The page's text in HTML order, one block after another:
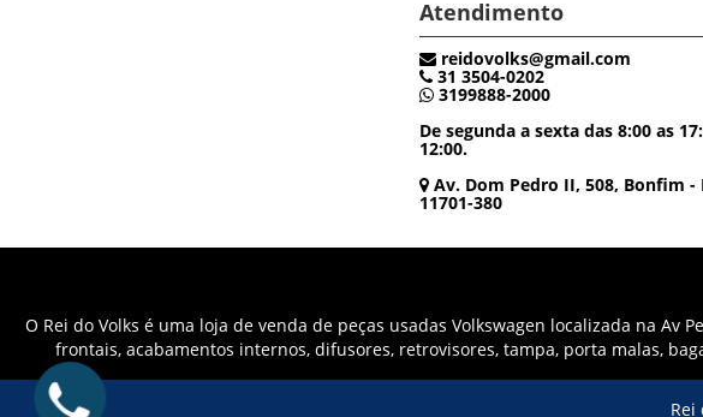
Atendimento
reidovolks@gmail.com
31 3504-0202
3199888-2000
De segunda a sexta das 8:00 as
12:00.
Av. Dom Pedro II, 508, Bonfim -
11701-380
O Rei do Volks é uma loja de venda de peças usadas Volkswagen localizada na
frontais, acabamentos internos, difusores, retrovisores, tampa, porta malas,
Rei